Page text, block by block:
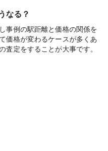
なる？
事例の駅距離と価格の関係を
価格が変わるケースが多くあ
査定をすることが大事です。